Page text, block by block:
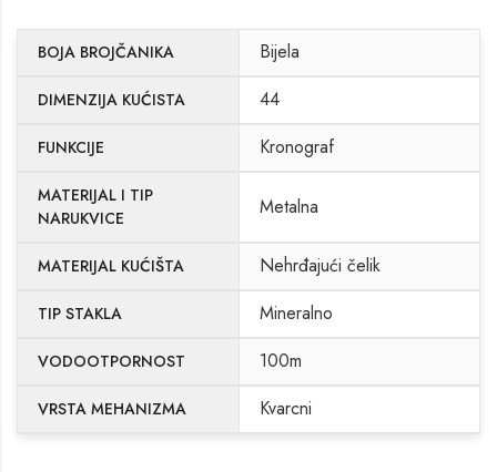
BOJA BROJČANIKA Bijela
DIMENZIJA KUĆISTA 44
FUNKCIJE Kronograf
MATERIJAL I TIP
NARUKVICE
Metalna
MATERIJAL KUĆIŠTA Nehrđajući čelik
TIP STAKLA Mineralno
VODOOTPORNOST 100m
VRSTA MEHANIZMA Kvarcni